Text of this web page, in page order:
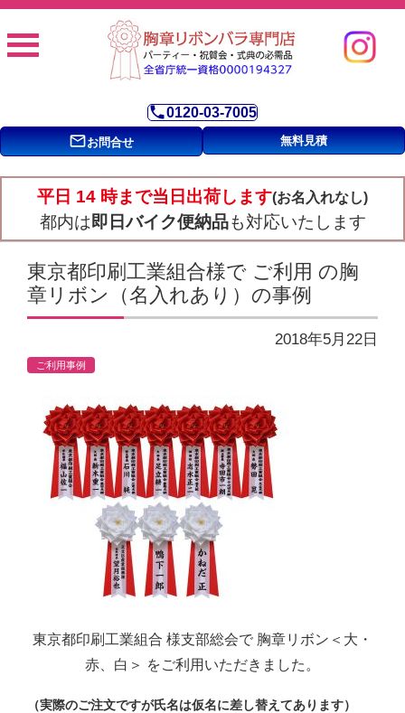
phone0120-03-7005
mail_outlineお問合せ 無料見積
平日 14 時まで当日出荷します(お名入れなし)
都内は即日バイク便納品も対応いたします
東京都印刷工業組合様で ご利用 の胸
章リボン（名入れあり）の事例
2018年5月22日
ご利用事例
東京都印刷工業組合 様支部総会で 胸章リボン＜大・
赤、白＞ をご利用いただきました。
（実際のご注文ですが氏名は仮名に差し替えてあります）